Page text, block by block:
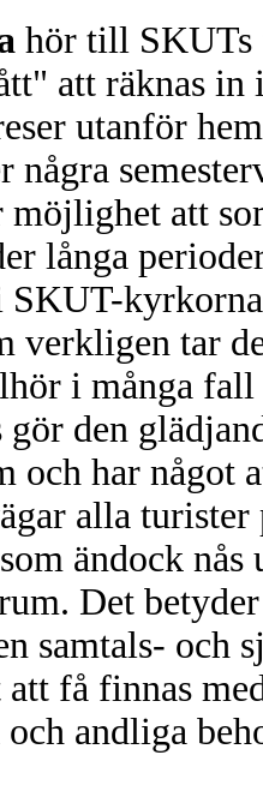
hör till SKUTs
att räknas in
utanför
några
möjlighet att
långa
SKUT-kyrkorna
verkligen tar
i många fall
gör den
och har något
alla turister
ändock
Det
samtals- och
få finnas
andliga